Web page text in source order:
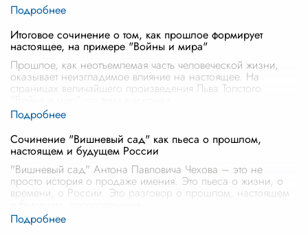
Итоговое сочинение о том, как прошлое формирует
настоящее, на примере "Войны и мира"
Прошлое, как неотъемлемая часть человеческой жизни,
оказывает неизгладимое влияние на настоящее. На
страницах величайшего произведения Льва Толстого
Сочинение "Вишневый сад" как пьеса о прошлом,
настоящем и будущем России
"Вишневый сад" Антона Павловича Чехова – это не
просто история о продаже имения. Это пьеса о жизни, о
времени, о России. Это разговор о прошлом, настоящем